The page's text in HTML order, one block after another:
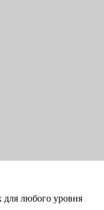
для любого уровня